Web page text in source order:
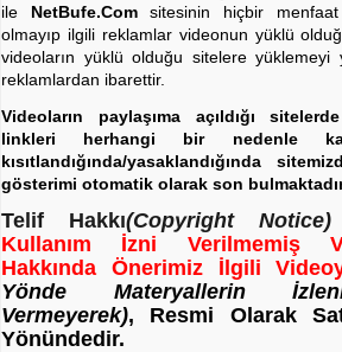
ile NetBufe.Comsitesinin hiçbir menfaat
olmayıp ilgili reklamlar videonun yüklü
videoların yüklü olduğu sitelere yüklemeyi
reklamlardan ibarettir.
Videoların paylaşıma açıldığı
linkleri herhangi bir nedenle
kısıtlandığında/yasaklandığında
gösterimi otomatik olarak son
Telif Hakkı(Copyright Notice)
Kullanım İzni Verilmemiş
Hakkında Önerimiz İlgili
Yönde Materyallerin
Vermeyerek), Resmi Olarak
Yönündedir.